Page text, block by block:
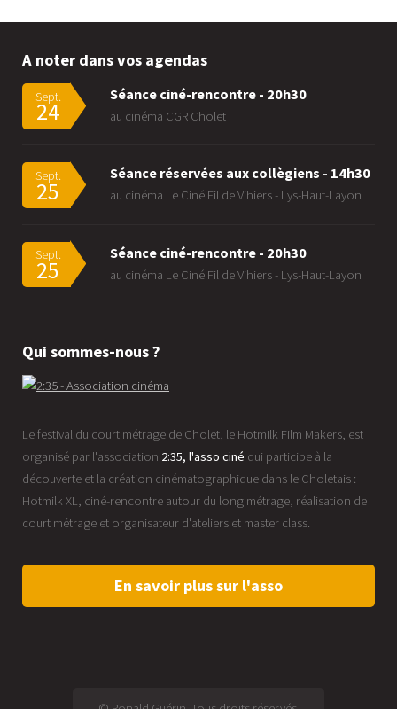
A noter dans vos agendas
Sept.
24
Séance ciné-rencontre - 20h30
au cinéma CGR Cholet
Sept.
25
Séance réservées aux collègiens - 14h30
au cinéma Le Ciné'Fil de Vihiers - Lys-Haut-Layon
Sept.
25
Séance ciné-rencontre - 20h30
au cinéma Le Ciné'Fil de Vihiers - Lys-Haut-Layon
Qui sommes-nous ?
Le festival du court métrage de Cholet, le Hotmilk Film Makers, est
organisé par l'association 2:35, l'asso ciné qui participe à la
découverte et la création cinématographique dans le Choletais :
Hotmilk XL, ciné-rencontre autour du long métrage, réalisation de
court métrage et organisateur d'ateliers et master class.
En savoir plus sur l'asso